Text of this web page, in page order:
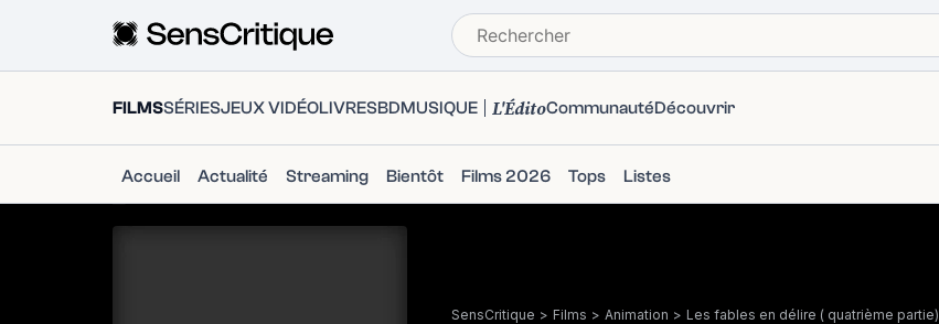
FILMSSÉRIESJEUX VIDÉOLIVRESBDMUSIQUE L'ÉditoCommunautéDécouvrir
Accueil Actualité Streaming Bientôt Films 2026 Tops Listes
SensCritique > Films > Animation > Les fables en délire ( quatrième partie)